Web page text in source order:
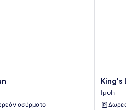
ασύρματο
King's
Lane
Ipoh
Ipoh
King's
Ipoh